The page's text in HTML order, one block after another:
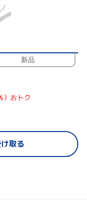
新品
おトク
取る